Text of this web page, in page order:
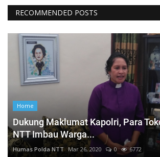
RECOMMENDED POSTS
Home
Dukung Maklumat Kapolri, Para
NTT Imbau Warga...
Humas Polda NTT Mar 26, 2020 0 6772